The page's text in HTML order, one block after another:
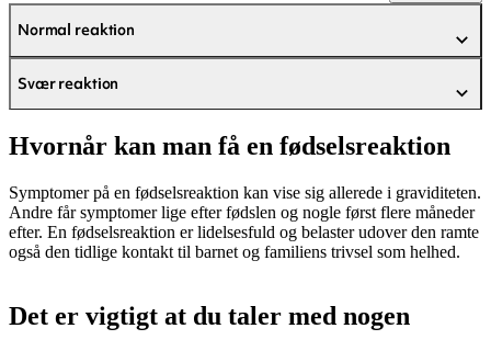
Normal reaktion
Svær reaktion
Hvornår kan man få en fødselsreaktion
Symptomer på en fødselsreaktion kan vise sig allerede i graviditeten.
Andre får symptomer lige efter fødslen og nogle først flere måneder
efter. En fødselsreaktion er lidelsesfuld og belaster udover den ramte
også den tidlige kontakt til barnet og familiens trivsel som helhed.
Det er vigtigt at du taler med nogen